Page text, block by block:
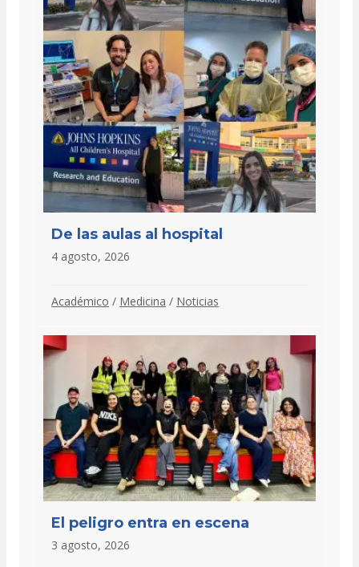
De las aulas al hospital
4 agosto, 2026
Académico / Medicina / Noticias
El peligro entra en escena
3 agosto, 2026